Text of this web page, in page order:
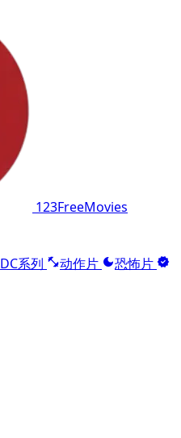
123FreeMovies
DC系列 动作片
恐怖片